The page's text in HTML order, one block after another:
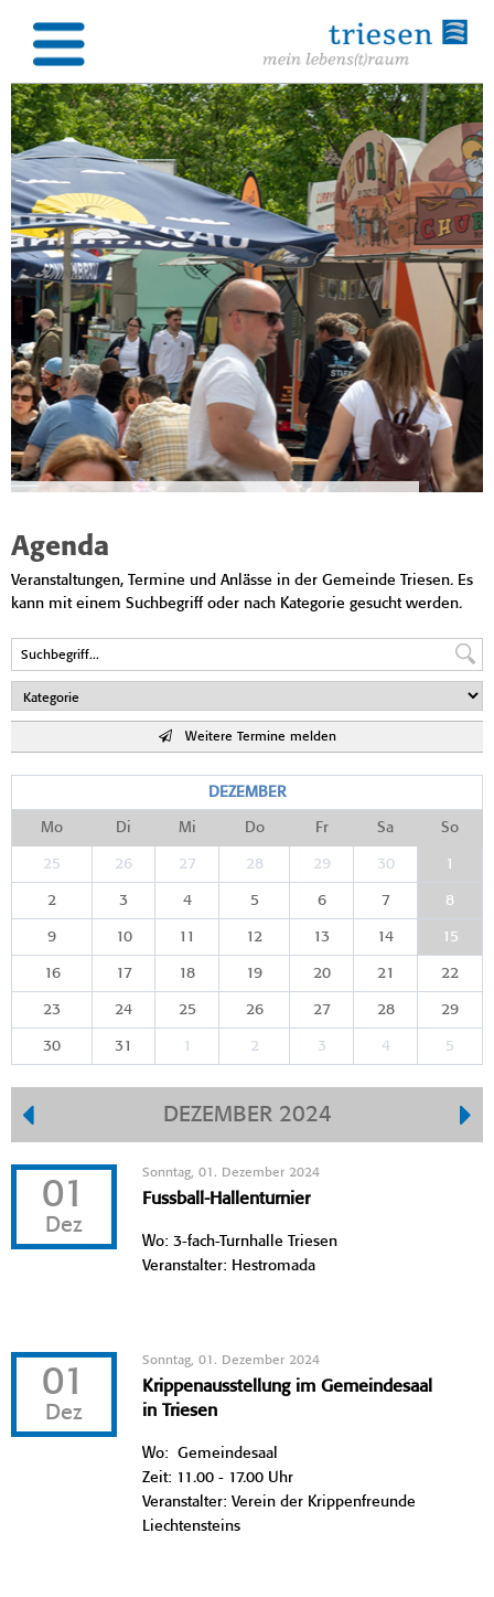
Agenda
Veranstaltungen, Termine und Anlässe in der Gemeinde Triesen. Es
kann mit einem Suchbegriff oder nach Kategorie gesucht werden.
Weitere Termine melden
DEZEMBER
Mo Di Mi Do Fr Sa So
25 26 27 28 29 30 1
2 3 4 5 6 7 8
9 10 11 12 13 14 15
16 17 18 19 20 21 22
23 24 25 26 27 28 29
30 31 1 2 3 4 5
DEZEMBER 2024
01
Dez
Sonntag, 01. Dezember 2024
Fussball-Hallenturnier
Wo: 3-fach-Turnhalle Triesen
Veranstalter: Hestromada
01
Dez
Sonntag, 01. Dezember 2024
Krippenausstellung im Gemeindesaal
in Triesen
Wo: Gemeindesaal
Zeit: 11.00 - 17.00 Uhr
Veranstalter: Verein der Krippenfreunde
Liechtensteins